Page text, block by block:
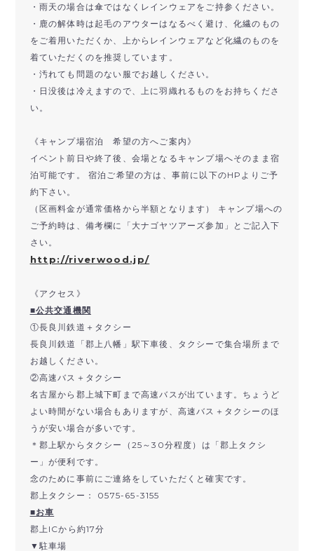
・雨天の場合は傘ではなくレインウェアをご持参ください。
・鹿の解体時は起毛のアウターはなるべく避け、化繊のもの
をご着用いただくか、上からレインウェアなど化繊のものを
着ていただくのを推奨しています。
・汚れても問題のない服でお越しください。
・日没後は冷えますので、上に羽織れるものをお持ちくださ
い。
《キャンプ場宿泊 希望の方へご案内》
イベント前日や終了後、会場となるキャンプ場へそのまま宿
泊可能です。 宿泊ご希望の方は、事前に以下のHPよりご予
約下さい。
（区画料金が通常価格から半額となります） キャンプ場への
ご予約時は、備考欄に「大ナゴヤツアーズ参加」とご記入下
さい。
http://riverwood.jp/
《アクセス》
■公共交通機関
①長良川鉄道＋タクシー
長良川鉄道「郡上八幡」駅下車後、タクシーで集合場所まで
お越しください。
②高速バス＋タクシー
名古屋から郡上城下町まで高速バスが出ています。ちょうど
よい時間がない場合もありますが、高速バス＋タクシーのほ
うが安い場合が多いです。
＊郡上駅からタクシー（25～30分程度）は「郡上タクシ
ー」が便利です。
念のために事前にご連絡をしていただくと確実です。
郡上タクシー： 0575-65-3155
■お車
郡上ICから約17分
▼駐車場